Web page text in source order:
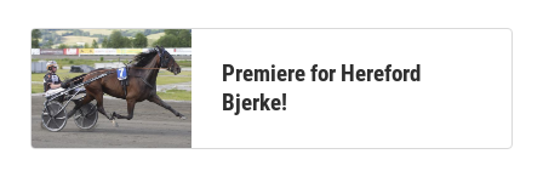
Premiere for Hereford
Bjerke!